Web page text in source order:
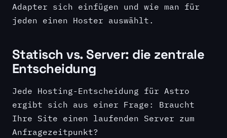
Adapter sich einfügen und wie man für
jeden einen Hoster auswählt.
Statisch vs. Server: die zentrale
Entscheidung
Jede Hosting-Entscheidung für Astro
ergibt sich aus einer Frage: Braucht
Ihre Site einen laufenden Server zum
Anfragezeitpunkt?